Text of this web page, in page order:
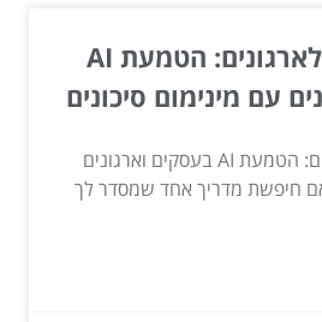
AI ואוטומציה לארגונים: הטמעת AI
עם מינימום סיכונים
AI ואוטומציה לארגונים: הטמעת AI בעסקים וארגונים
אם חיפשת מדריך אחד שמסדר לך